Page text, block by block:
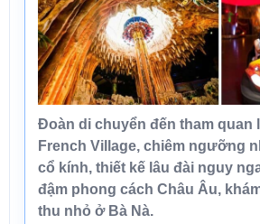
Đoàn di chuyển đến tham quan
French Village, chiêm ngưỡng
cổ kính, thiết kế lâu đài nguy
đậm phong cách Châu Âu,
thu nhỏ ở Bà Nà.